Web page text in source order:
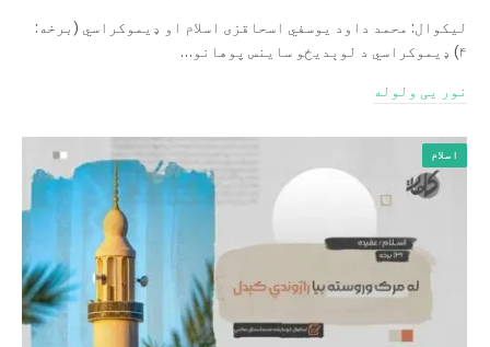
لیکوال: محمد داود یوسفي اسحاقزی اسلام او ډیموکراسي (برخه:
۴) ډیموکراسي د لوېدیځو ساینس پوهانو…
نور یی ولوله
اسلام